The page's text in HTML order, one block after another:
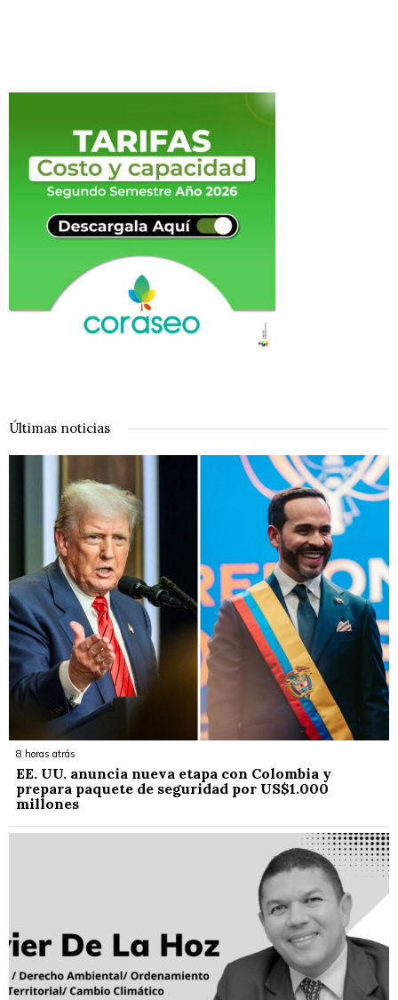
Últimas noticias
8 horas atrás
EE. UU. anuncia nueva etapa con Colombia y
prepara paquete de seguridad por US$1.000
millones